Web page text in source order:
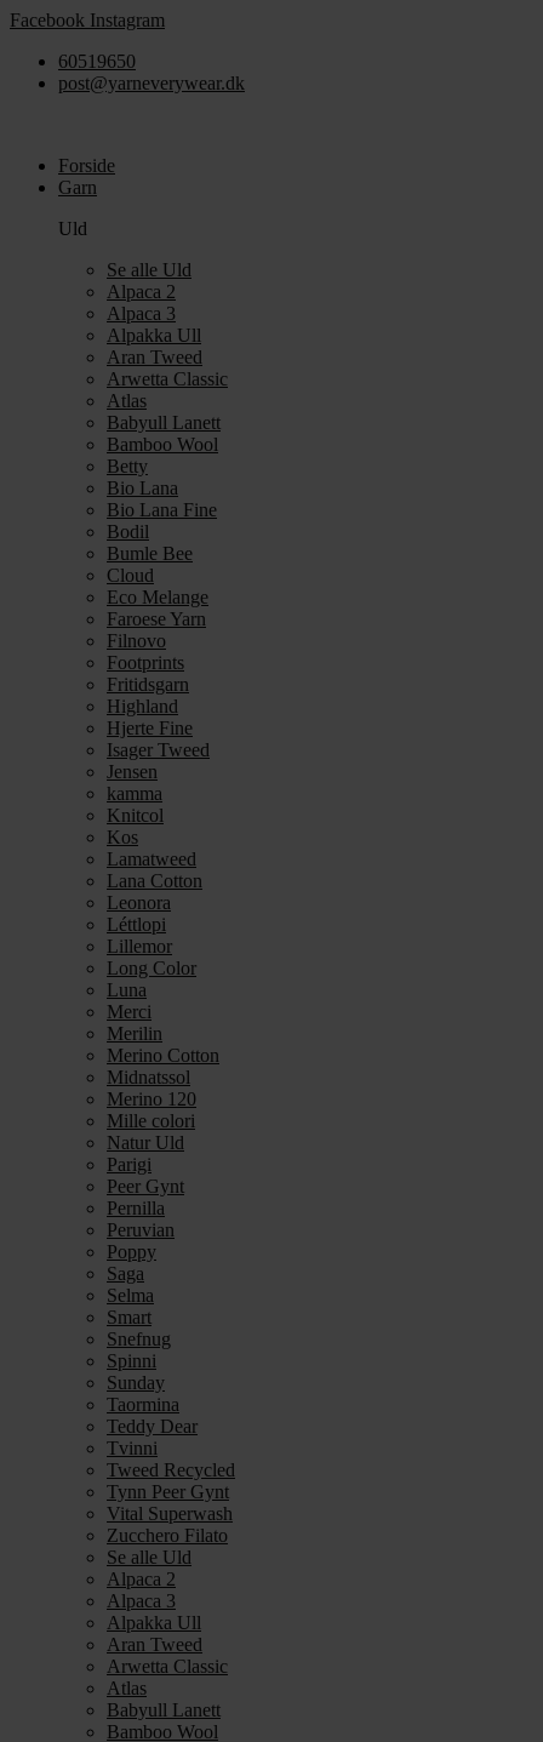
Videre
indhold
Facebook Instagram
60519650
post@yarneverywear.dk
Forside
Garn
Uld
Se alle Uld
Alpaca 2
Alpaca 3
Alpakka Ull
Aran Tweed
Arwetta Classic
Atlas
Babyull Lanett
Bamboo Wool
Betty
Bio Lana
Bio Lana Fine
Bodil
Bumle Bee
Cloud
Eco Melange
Faroese Yarn
Filnovo
Footprints
Fritidsgarn
Highland
Hjerte Fine
Isager Tweed
Jensen
kamma
Knitcol
Kos
Lamatweed
Lana Cotton
Leonora
Léttlopi
Lillemor
Long Color
Luna
Merci
Merilin
Merino Cotton
Midnatssol
Merino 120
Mille colori
Natur Uld
Parigi
Peer Gynt
Pernilla
Peruvian
Poppy
Saga
Selma
Smart
Snefnug
Spinni
Sunday
Taormina
Teddy Dear
Tvinni
Tweed Recycled
Tynn Peer Gynt
Vital Superwash
Zucchero Filato
Se alle Uld
Alpaca 2
Alpaca 3
Alpakka Ull
Aran Tweed
Arwetta Classic
Atlas
Babyull Lanett
Bamboo Wool